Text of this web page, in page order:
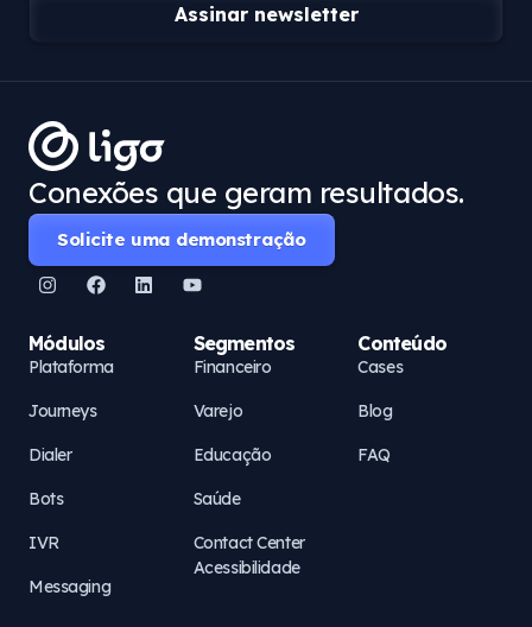
Assinar newsletter
Conexões que geram resultados.
Solicite uma demonstração
Módulos
Plataforma
Journeys
Dialer
Bots
IVR
Messaging
Segmentos
Financeiro
Varejo
Educação
Saúde
Contact Center
Acessibilidade
Conteúdo
Cases
Blog
FAQ